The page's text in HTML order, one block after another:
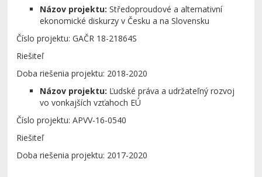
Názov projektu:Středoproudové a alternativní
ekonomické diskurzy v Česku a na Slovensku
Číslo projektu: GAČR 18-21864S
Riešiteľ
Doba riešenia projektu: 2018-2020
Názov projektu: Ľudské práva a udržateľný rozvoj
vo vonkajších vzťahoch EÚ
Číslo projektu: APVV-16-0540
Riešiteľ
Doba riešenia projektu: 2017-2020